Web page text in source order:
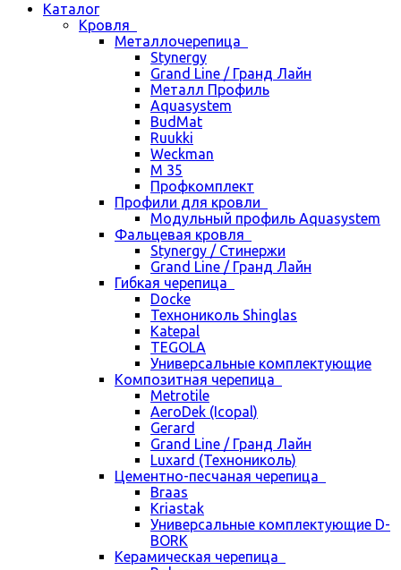
Каталог
Кровля
Металлочерепица
Stynergy
Grand Line / Гранд Лайн
Металл Профиль
Aquasystem
BudMat
Ruukki
Weckman
М 35
Профкомплект
Профили для кровли
Модульный профиль Aquasystem
Фальцевая кровля
Stynergy / Стинержи
Grand Line / Гранд Лайн
Гибкая черепица
Docke
Технониколь Shinglas
Katepal
TEGOLA
Универсальные комплектующие
Композитная черепица
Metrotile
AeroDek (Icopal)
Gerard
Grand Line / Гранд Лайн
Luxard (Технониколь)
Цементно-песчаная черепица
Braas
Kriastak
Универсальные комплектующие D-
BORK
Керамическая черепица